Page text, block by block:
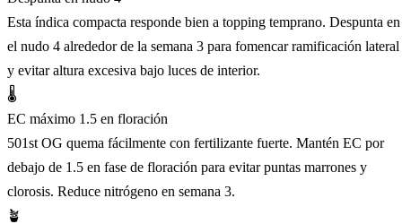
Esta índica compacta responde bien a topping temprano. Despunta en
el nudo 4 alrededor de la semana 3 para fomencar ramificación lateral
y evitar altura excesiva bajo luces de interior.
🌡️
EC máximo 1.5 en floración
501st OG quema fácilmente con fertilizante fuerte. Mantén EC por
debajo de 1.5 en fase de floración para evitar puntas marrones y
clorosis. Reduce nitrógeno en semana 3.
🪴